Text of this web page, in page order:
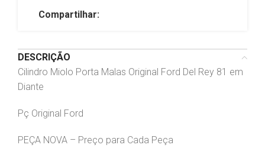
Compartilhar:
DESCRIÇÃO
Cilindro Miolo Porta Malas Original Ford Del Rey 81 em
Diante
Pç Original Ford
PEÇA NOVA – Preço para Cada Peça